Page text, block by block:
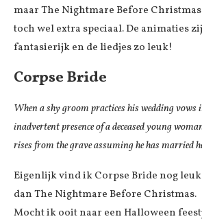
maar The Nightmare Before
toch wel extra speciaal. De animaties
fantasierijk en de liedjes zo leuk!
Corpse Bride
When a shy groom practices his wedding vows
inadvertent presence of a deceased young
rises from the grave assuming he has married
Eigenlijk vind ik Corpse Bride nog
dan The Nightmare Before Christmas.
Mocht ik ooit naar een Halloween